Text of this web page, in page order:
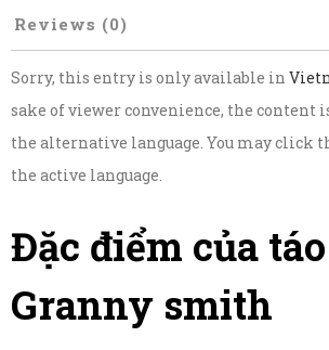
Reviews (0)
Sorry, this entry is only available in
sake of viewer convenience, the content
the alternative language. You may click
the active language.
Đặc điểm của
Granny smith